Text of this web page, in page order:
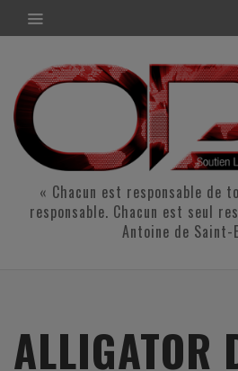
« Chacun est responsable de
responsable. Chacun est seul
Antoine de Saint-
ALLIGATOR